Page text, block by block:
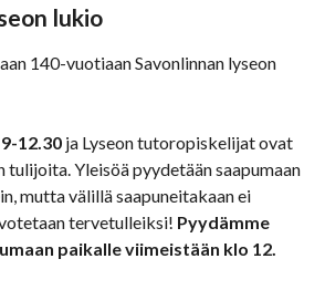
lukio
140-vuotiaan Savonlinnan lyseon
12.30 ja Lyseon tutoropiskelijat ovat
tulijoita. Yleisöä pyydetään saapumaan
mutta välillä saapuneitakaan ei
tervetulleiksi! Pyydämme
paikalle viimeistään klo 12.